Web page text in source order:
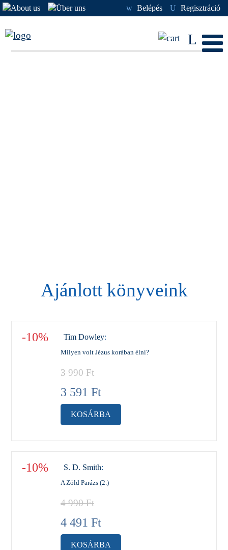
w Belépés U Regisztráció
L
Ajánlott könyveink
-10% Tim Dowley:
Milyen volt Jézus korában élni?
3 990Ft
3 591 Ft
KOSÁRBA
-10% S. D. Smith:
A Zöld Parázs (2.)
4 990Ft
4 491 Ft
KOSÁRBA